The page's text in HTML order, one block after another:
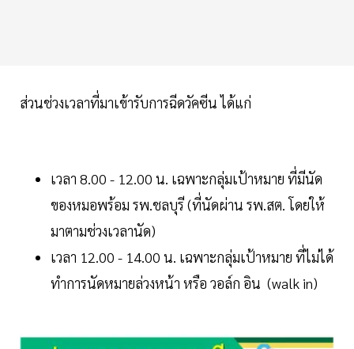
ส่วนช่วงเวลาที่มาเข้ารับการฉีดวัคซีน ได้แก่
เวลา 8.00 - 12.00 น. เฉพาะกลุ่มเป้าหมาย ที่มีนัด
ของหมอพร้อม รพ.ชลบุรี (ที่นัดผ่าน รพ.สต. โดยให้
มาตามช่วงเวลานัด)
เวลา 12.00 - 14.00 น. เฉพาะกลุ่มเป้าหมาย ที่ไม่ได้
ทำการนัดหมายล่วงหน้า หรือ วอล์ก อิน (walk in)